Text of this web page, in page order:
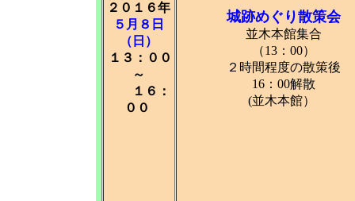
２０１６年
５月８日
（日）
１３：００
～
１６：
００
城跡めぐり散策会
並木本館集合
（13：00）
２時間程度の散策後
16：00解散
(並木本館）